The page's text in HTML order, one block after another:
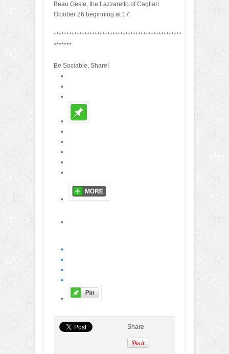
Beau Geste, the Lazzaretto of Cagliari
October 26 beginning at 17.
**************************************************
*******
Be Sociable, Share!
Share